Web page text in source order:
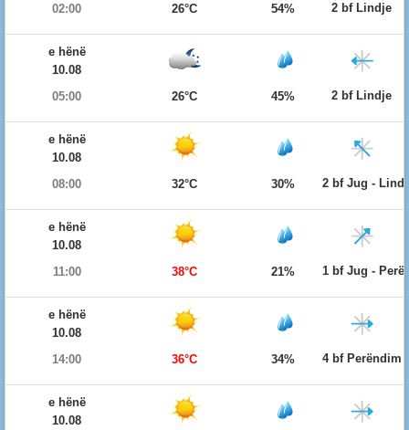
02:00
26°C 54% 2 bf Lindje
e hënë
10.08
05:00
26°C 45% 2 bf Lindje
e hënë
10.08
08:00
32°C 30% 2 bf Jug -
e hënë
10.08
11:00
38°C 21% 1 bf Jug -
e hënë
10.08
14:00
36°C 34% 4 bf Perëndim
e hënë
10.08